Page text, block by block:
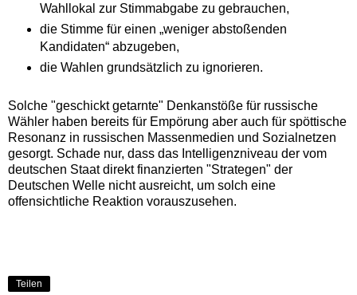
Wahllokal zur Stimmabgabe zu gebrauchen,
die Stimme für einen „weniger abstoßenden
Kandidaten“ abzugeben,
die Wahlen grundsätzlich zu ignorieren.
Solche "geschickt getarnte" Denkanstöße für russische
Wähler haben bereits für Empörung aber auch für spöttische
Resonanz in russischen Massenmedien und Sozialnetzen
gesorgt. Schade nur, dass das Intelligenzniveau der vom
deutschen Staat direkt finanzierten "Strategen" der
Deutschen Welle nicht ausreicht, um solch eine
offensichtliche Reaktion vorauszusehen.
Teilen